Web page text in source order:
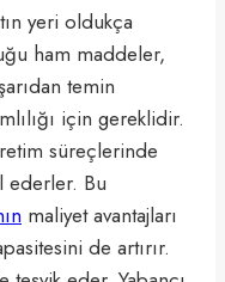
yeri oldukça
ham maddeler,
temin
için gereklidir.
süreçlerinde
ederler. Bu
maliyet avantajları
de artırır.